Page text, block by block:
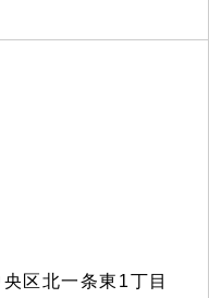
区北一条東1丁目